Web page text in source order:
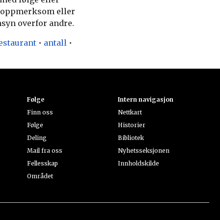
eller
overfor andre.
• antall •
Følge
Finn oss
Følge
Deling
Mail fra oss
Fellesskap
Området
Intern navigasjon
Nettkart
Historier
Bibliotek
Nyhetsseksjonen
Innholdskilde